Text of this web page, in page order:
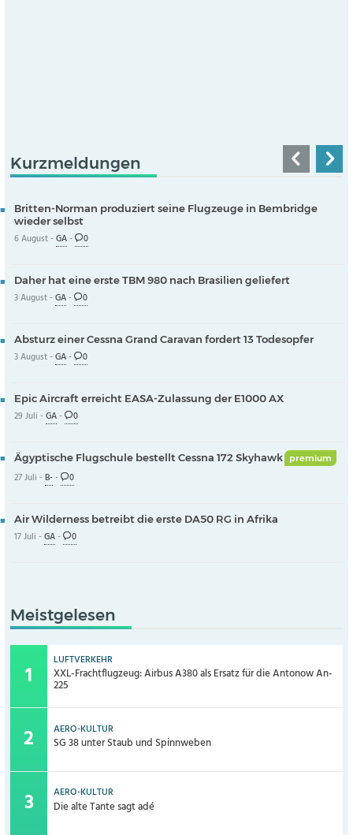
Kurzmeldungen
Britten-Norman produziert seine Flugzeuge in Bembridge
wieder selbst
6 August -GA- 0
Daher hat eine erste TBM 980 nach Brasilien geliefert
3 August -GA- 0
Absturz einer Cessna Grand Caravan fordert 13 Todesopfer
3 August -GA- 0
Epic Aircraft erreicht EASA-Zulassung der E1000 AX
29 Juli -GA- 0
Ägyptische Flugschule bestellt Cessna 172 Skyhawk premium
27 Juli -B-- 0
Air Wilderness betreibt die erste DA50 RG in Afrika
17 Juli -GA- 0
Meistgelesen
LUFTVERKEHR
XXL-Frachtflugzeug: Airbus A380 als Ersatz für die Antonow An-
225
AERO-KULTUR
SG 38 unter Staub und Spinnweben
AERO-KULTUR
Die alte Tante sagt adé